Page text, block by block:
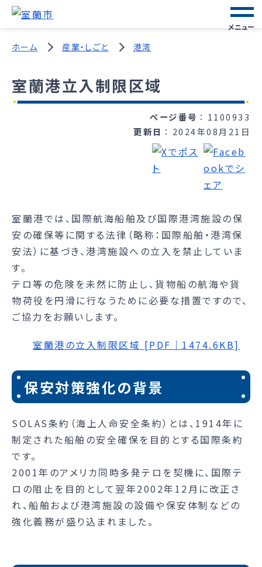
メニュー
ホーム 産業・しごと 港湾
室蘭港立入制限区域
ページ番号
1100933
更新日
2024年08月21日
室蘭港では、国際航海船舶及び国際港湾施設の保
安の確保等に関する法律（略称：国際船舶・港湾保
安法）に基づき、港湾施設への立入を禁止していま
す。
テロ等の危険を未然に防止し、貨物船の航海や貨
物荷役を円滑に行なうために必要な措置ですので、
ご協力をお願いします。
室蘭港の立入制限区域 [PDF｜1474.6KB]
保安対策強化の背景
SOLAS条約（海上人命安全条約）とは、1914年に
制定された船舶の安全確保を目的とする国際条約
です。
2001年のアメリカ同時多発テロを契機に、国際テ
ロの阻止を目的として翌年2002年12月に改正さ
れ、船舶および港湾施設の設備や保安体制などの
強化義務が盛り込まれました。